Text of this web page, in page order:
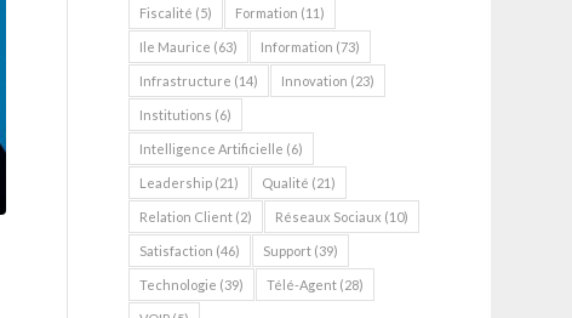
Fiscalité (5) Formation (11)
Ile Maurice (63) Information (73)
Infrastructure (14) Innovation (23)
Institutions (6)
Intelligence Artificielle (6)
Leadership (21) Qualité (21)
Relation Client (2) Réseaux Sociaux (10)
Satisfaction (46) Support (39)
Technologie (39) Télé-Agent (28)